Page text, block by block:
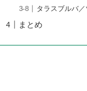
タラスブルバ
まとめ